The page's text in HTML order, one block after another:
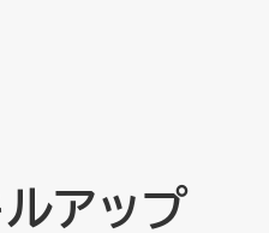
アップ